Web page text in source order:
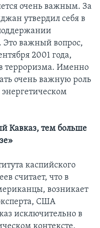
очень важным. За
утвердил себя в
Это важный вопрос,
2001 года,
терроризма. Именно
очень важную роль
энергетическом
Кавказ, тем больше
каспийского
считает, что в
возникает
США
исключительно в